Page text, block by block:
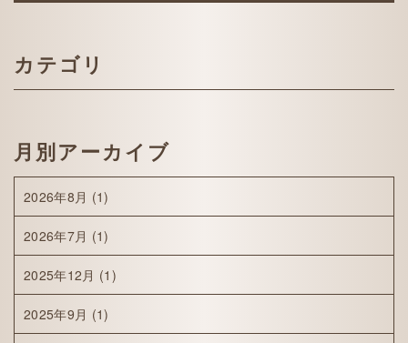
カテゴリ
月別アーカイブ
2026年8月 (1)
2026年7月 (1)
2025年12月 (1)
2025年9月 (1)